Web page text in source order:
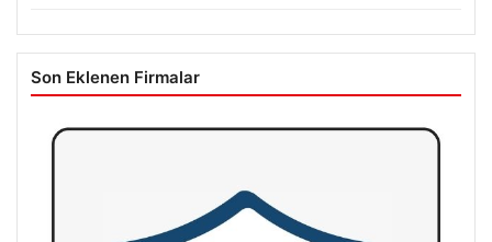
Son Eklenen Firmalar